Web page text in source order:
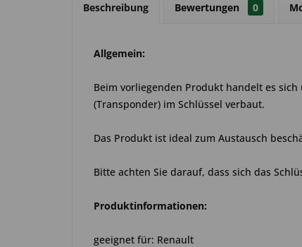
Beschreibung Bewertungen 0
Allgemein:
Beim vorliegenden Produkt handelt es
(Transponder) im Schlüssel verbaut.
Das Produkt ist ideal zum Austausch
Bitte achten Sie darauf, dass sich das
Produktinformationen:
geeignet für: Renault